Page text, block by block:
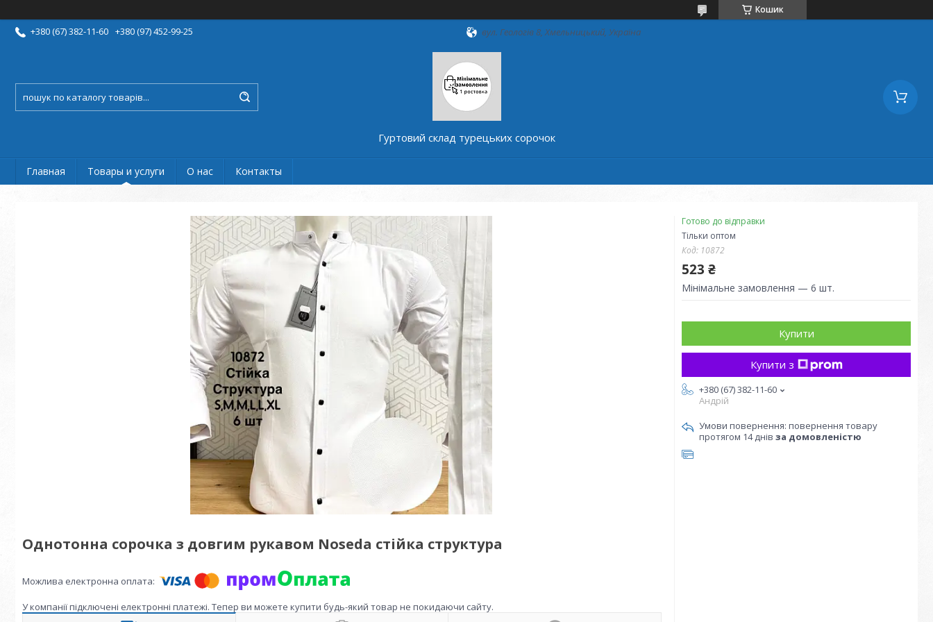
Кошик
+380 (67) 382-11-60 +380 (97) 452-99-25 вул. Геологів 8, Хмельницький, Україна
Гуртовий склад турецьких сорочок
Главная Товары и услуги О нас Контакты
Однотонна сорочка з довгим рукавом Noseda стійка структура
У компанії підключені електронні платежі. Тепер ви можете купити будь-який товар не покидаючи сайту.
Готово до відправки
Тільки оптом
Код: 10872
523 ₴
Мінімальне замовлення — 6 шт.
Купити
Купити з
+380 (67) 382-11-60
Андрій
повернення товару
протягом 14 днів за домовленістю